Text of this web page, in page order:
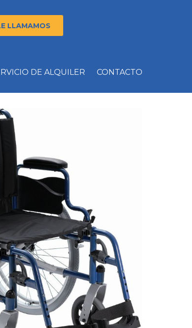
LLAMAMOS
DE ALQUILER CONTACTO